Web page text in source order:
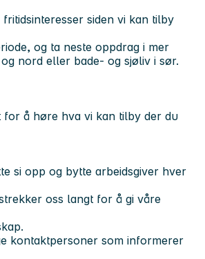
siden vi kan tilby
og ta neste oppdrag i mer
nord eller bade- og sjøliv i sør.
å høre hva vi kan tilby der du
si opp og bytte arbeidsgiver hver
oss langt for å gi våre
kontaktpersoner som informerer